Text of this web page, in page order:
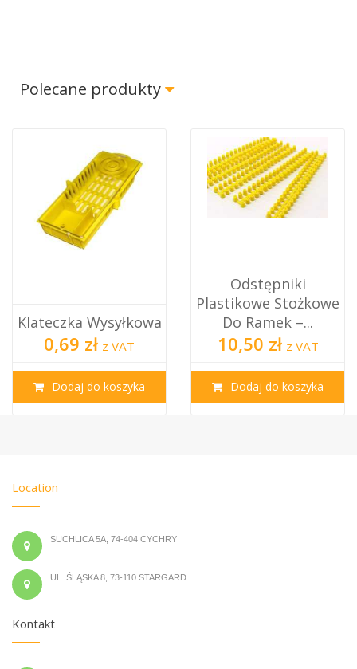
Polecane produkty
Klateczka Wysyłkowa
0,69 zł z VAT
Dodaj do koszyka
Odstępniki
Plastikowe Stożkowe
Do Ramek –...
10,50 zł z VAT
Dodaj do koszyka
Location
SUCHLICA 5A, 74-404 CYCHRY
UL. ŚLĄSKA 8, 73-110 STARGARD
Kontakt